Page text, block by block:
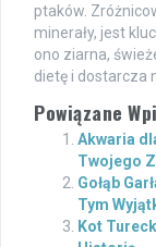
ptaków.
minerały, jest
ono ziarna,
dietę i dostarcza
Powiązane
Akwaria
Twojego
Gołąb
Tym
Kot